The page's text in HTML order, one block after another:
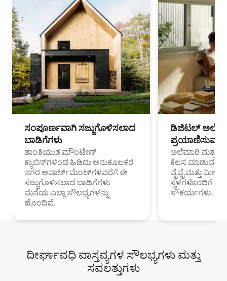
ಸಂಪೂರ್ಣವಾಗಿ ಸಜ್ಜುಗೊಳಿಸಲಾದ
ಬಾಡಿಗೆಗಳು
ಶಾಂತಿಯುತ ಮೌಂಟೇನ್
ಕ್ಯಾಬಿನ್‌ಗಳಿಂದ ಹಿಡಿದು ಅನುಕೂಲಕರ
ನಗರ ಅಪಾರ್ಟ್‌ಮೆಂಟ್‌ಗಳವರೆಗೆ ಈ
ಸಜ್ಜುಗೊಳಿಸಲಾದ ಬಾಡಿಗೆಗಳು
ಮನೆಯ ಎಲ್ಲಾ ಸೌಲಭ್ಯಗಳನ್ನು
ಹೊಂದಿವೆ.
ಡಿಜಿಟಲ್
ಪ್ರಯಾಣಿಸುವ
ಅಲೆಮಾರಿ ಮತ್ತು
ಕೆಲಸ ಮಾಡುವ
ವೈಫೈ ಮತ್ತು
ಸ್ಥಳಗಳೊಂದಿಗೆ
ಸೌಕರ್ಯಗಳು.
ದೀರ್ಘಾವಧಿ ವಾಸ್ತವ್ಯಗಳ ಸೌಲಭ್ಯಗಳು ಮತ್ತು
ಸವಲತ್ತುಗಳು